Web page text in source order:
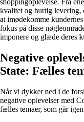
shoppingoplevelse. Fra
kvalitet og hurtig levering,
at imødekomme
fokus på disse
imponere og glæde deres
Negative
State: Fælles
Når vi dykker ned i de
negative oplevelser med
fælles temaer, som går